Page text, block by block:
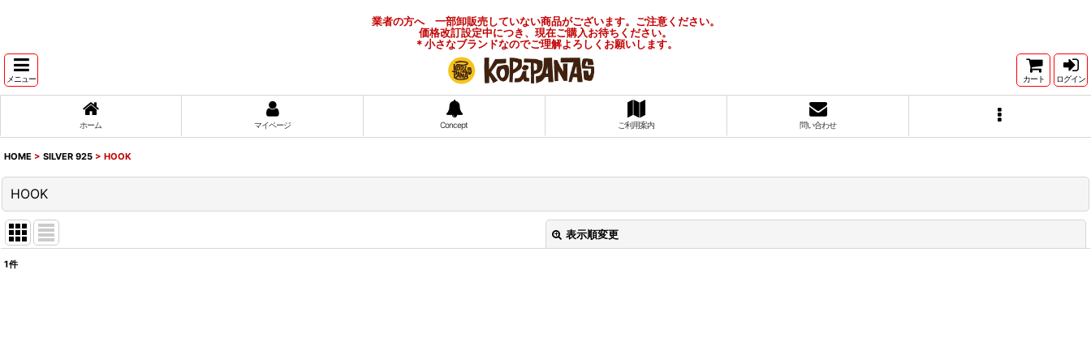
業者の方へ 一部卸販売していない商品がございます。ご注意ください。
価格改訂設定中につき、現在ご購入お待ちください。
＊小さなブランドなのでご理解よろしくお願いします。
メニュー カート ログイン
ホーム マイページ Concept ご利用案内 問い合わせ
HOME > SILVER 925 > HOOK
HOOK
表示順変更
1件